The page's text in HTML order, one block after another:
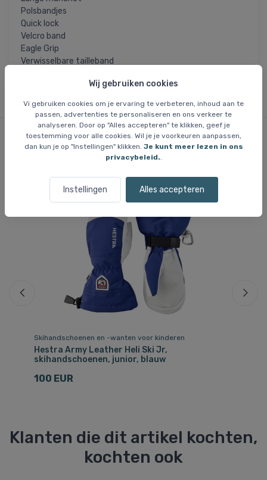
Wij gebruiken cookies
Vi gebruiken cookies om je ervaring te verbeteren, inhoud aan te
passen, advertenties te personaliseren en ons verkeer te
analyseren. Door op "Alles accepteren" te klikken, geef je
toestemming voor alle cookies. Wil je je voorkeuren aanpassen,
dan kun je op "Instellingen" klikken. Je kunt meer lezen in ons
privacybeleid..
Instellingen Alles accepteren
Polsbandjes
Quick lock
Velcro band
Eagle Grip
Verwisselbare tailleband
Vergelijkbare items
Gratis bezorging
Skihandschoenen en -wanten voor kinderen
Hestra Army Leather Heli Ski Jr,
skihandschoenen, junior, blauw
100 EUR
Klanten die dit artikel kochten,
kochten ook